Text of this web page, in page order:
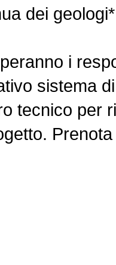
dei
i
sistema
tecnico per